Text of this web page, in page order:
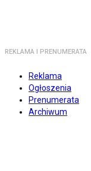
REKLAMA I PRENUMERATA
Reklama
Ogłoszenia
Prenumerata
Archiwum